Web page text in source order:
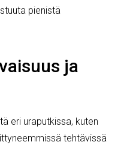
pienistä
ja
eri uraputkissa, kuten
tehtävissä